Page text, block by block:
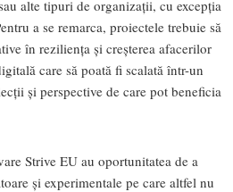
alte tipuri de organizații, cu excepția
a se remarca, proiectele trebuie să
în reziliența și creșterea afacerilor
care să poată fi scalată într-un
și perspective de care pot beneficia
Strive EU au oportunitatea de a
și experimentale pe care altfel nu